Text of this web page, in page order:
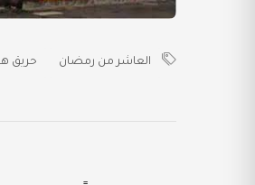
العاشر من رمضان حريق هائل